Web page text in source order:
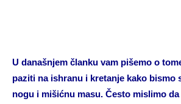
U današnjem članku vam pišemo o
paziti na ishranu i kretanje kako bismo
nogu i mišićnu masu. Često mislimo